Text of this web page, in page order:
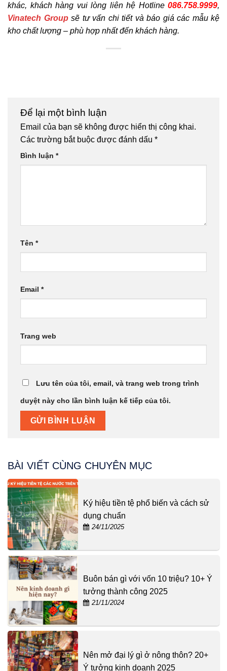
khác, khách hàng vui lòng liên hệ Hotline 086.758.9999,
Vinatech Groupsẽ tư vấn chi tiết và báo giá các mẫu kệ
kho chất lượng – phù hợp nhất đến khách hàng.
Để lại một bình luận
Email của bạn sẽ không được hiển thị công khai.
Các trường bắt buộc được đánh dấu *
Bình luận *
Tên *
Email *
Trang web
Lưu tên của tôi, email, và trang web trong trình
duyệt này cho lần bình luận kế tiếp của tôi.
BÀI VIẾT CÙNG CHUYÊN MỤC
Ký hiệu tiền tệ phổ biến và cách sử
dụng chuẩn
24/11/2025
Buôn bán gì với vốn 10 triệu? 10+ Ý
tưởng thành công 2025
21/11/2024
Nên mở đại lý gì ở nông thôn? 20+
Ý tưởng kinh doanh 2025